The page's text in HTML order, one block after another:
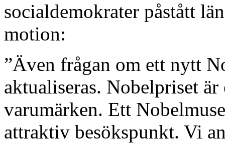
socialdemokrater påstått
motion:
”Även frågan om ett nytt
aktualiseras. Nobelpriset
varumärken. Ett
attraktiv besökspunkt. Vi